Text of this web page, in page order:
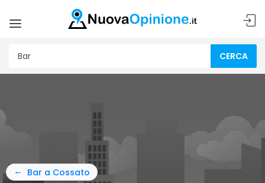
CERCA
Bar a Cossato